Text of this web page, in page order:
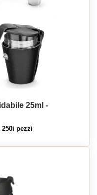
25ml -
pezzi